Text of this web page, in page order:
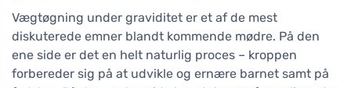
Vægtøgning under graviditet er et af de mest
diskuterede emner blandt kommende mødre. På den
ene side er det en helt naturlig proces – kroppen
forbereder sig på at udvikle og ernære barnet samt på